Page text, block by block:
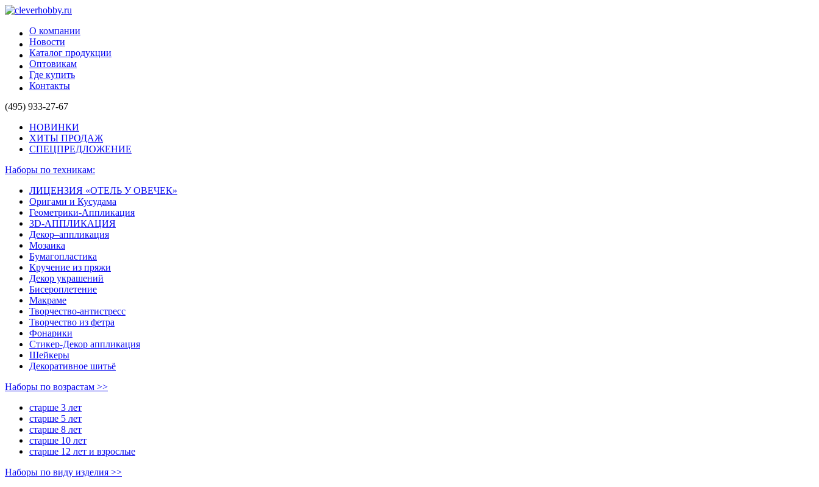
О компании
Новости
Каталог продукции
Оптовикам
Где купить
Контакты
(495) 933-27-67
НОВИНКИ
ХИТЫ ПРОДАЖ
СПЕЦПРЕДЛОЖЕНИЕ
Наборы по техникам:
ЛИЦЕНЗИЯ «ОТЕЛЬ У ОВЕЧЕК»
Оригами и Кусудама
Геометрики-Аппликация
3D-АППЛИКАЦИЯ
Декор–аппликация
Мозаика
Бумагопластика
Кручение из пряжи
Декор украшений
Биcероплетение
Макраме
Творчество-антистресс
Творчество из фетра
Фонарики
Стикер-Декор аппликация
Шейкеры
Декоративное шитьё
Наборы по возрастам >>
старше 3 лет
старше 5 лет
старше 8 лет
старше 10 лет
старше 12 лет и взрослые
Наборы по виду изделия >>